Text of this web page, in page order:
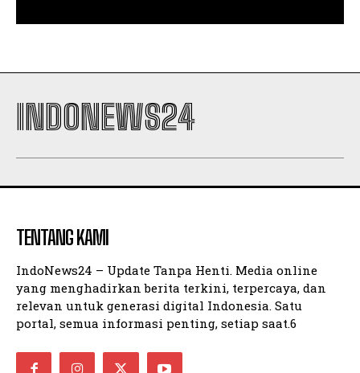
INDONEWS24
TENTANG KAMI
IndoNews24 – Update Tanpa Henti. Media online
yang menghadirkan berita terkini, terpercaya, dan
relevan untuk generasi digital Indonesia. Satu
portal, semua informasi penting, setiap saat.6